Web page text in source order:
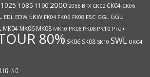
1025 1085 1100 2000 2066 BFX CK02 CK04 CK06
EDL EDW EKW FK04 FK06 FK08 FSC GGL GGU
MK04 MK06 MK08 MK10 PK06 PK08 PK10 Pro+
80% SK06 SK08 SK10 SWL UK04